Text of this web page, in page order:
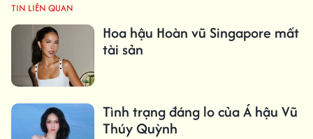
TIN LIÊN QUAN
Hoa hậu Hoàn vũ Singapore mất
tài sản
Tình trạng đáng lo của Á hậu Vũ
Thúy Quỳnh